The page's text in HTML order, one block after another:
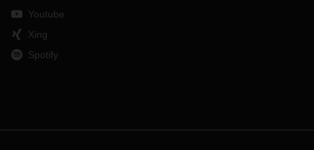
Youtube
Xing
Spotify